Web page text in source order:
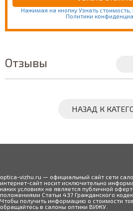
Нажимая на кнопку Узнать
Политики
Отзывы
НАЗАД К
optica-vizhu.ru — официальный сайт сети
интернет-сайт носит исключительно
каких условиях не является публичной
положениями Статьи 437 Гражданского
Чтобы получить информацию о стоимости
обращайтесь в салоны оптики ВИЖУ.